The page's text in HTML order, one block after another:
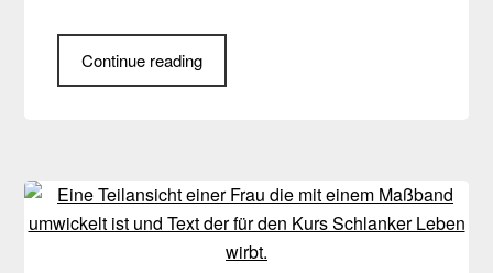
Continue reading